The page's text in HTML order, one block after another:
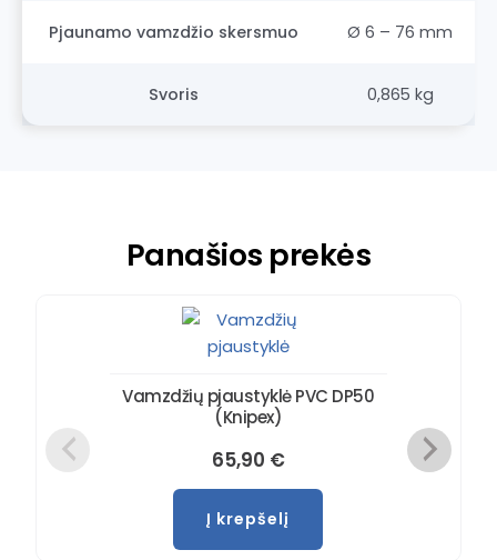
Pjaunamo vamzdžio skersmuo Ø 6 – 76 mm
Svoris 0,865 kg
Panašios prekės
Vamzdžių pjaustyklė PVC DP50
(Knipex)
65,90 €
Į krepšelį